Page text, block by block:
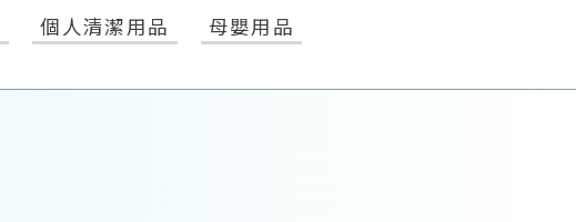
個人清潔用品
母嬰用品